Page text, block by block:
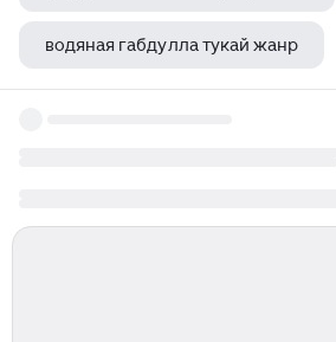
водяная габдулла тукай жанр